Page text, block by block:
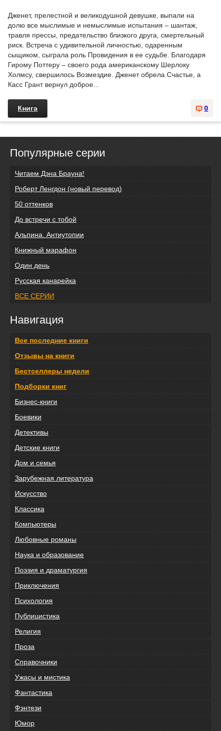
Дженет, прелестной и великодушной девушке, выпали на
долю все мыслимые и немыслимые испытания – шантаж,
травля прессы, предательство близкого друга, смертельный
риск. Встреча с удивительной личностью, одаренным
сыщиком, сыграла роль Провидения в ее судьбе. Благодаря
Гирому Поттеру – своего рода американскому Шерлоку
Холмсу, свершилось Возмездие. Дженет обрела Счастье, а
Касс Грант вернул доброе...
0
Книга
Популярные серии
Читаем Дэна Брауна!
Роберт Ленгдон (новый перевод)
50 оттенков
До встречи с тобой
Альпина. Антиутопии
Книжный марафон
Один день
Русская канарейка
ВСЕ СЕРИИ
Навигация
Все последние книги
Отзывы на книги
Бестселлеры недели
Подборки книг
Бизнес-книги
Боевики
Детективы
Детские книги
Дом и семья
Зарубежная литература
Искусство
Классика
Компьютеры
Любовные романы
Наука и образование
Поэзия и драматургия
Приключения
Психология
Публицистика
Религия
Проза
Справочники
Ужасы и мистика
Фантастика
Фэнтези
Юмор